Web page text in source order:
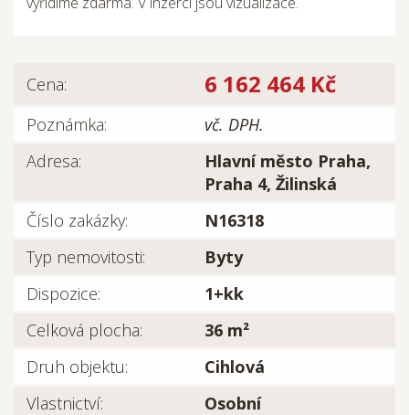
Cena: 6 162 464 Kč
Poznámka:
vč. DPH.
Adresa:
Hlavní město Praha,
Praha 4, Žilinská
Číslo zakázky:
N16318
Typ nemovitosti:
Byty
Dispozice:
1+kk
Celková plocha:
36 m²
Druh objektu:
Cihlová
Vlastnictví:
Osobní